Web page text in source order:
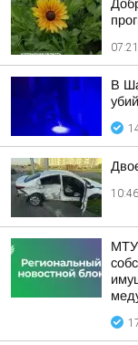
07:21
В
10:46
МТУ